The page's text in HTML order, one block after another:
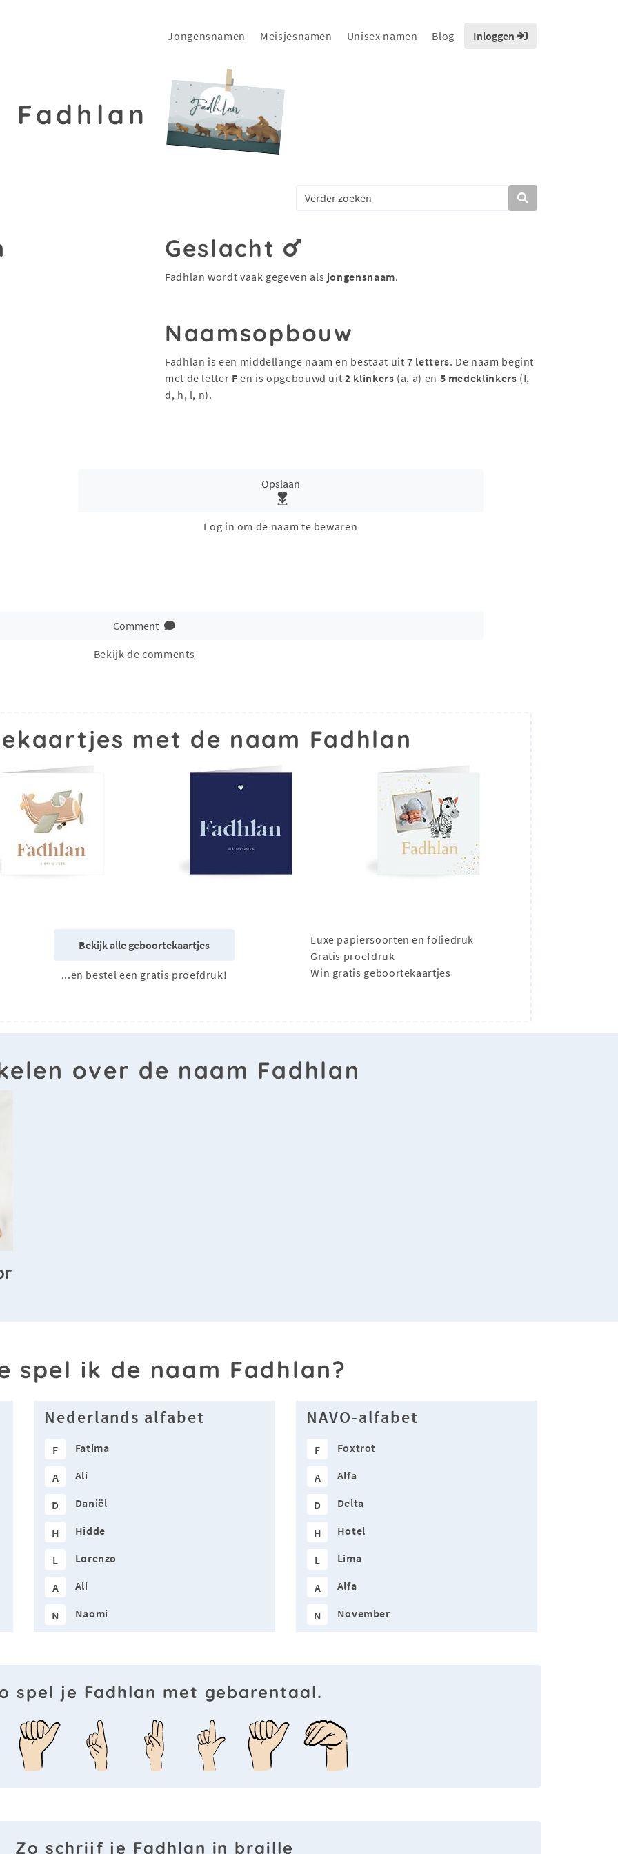
Jongensnamen Meisjesnamen Unisex namen Blog Inloggen
Fadhlan
Geslacht
Fadhlan wordt vaak gegeven als jongensnaam.
Naamsopbouw
Fadhlan is een middellange naam en bestaat uit7 letters. De naam begint
met de letter F en is opgebouwd uit2 klinkers (a, a) en 5 medeklinkers (f,
d, h, l, n).
Opslaan
Log in om de naam te bewaren
Comment
Bekijk de comments
met de naam Fadhlan
Bekijk alle geboortekaartjes
...en bestel een gratis proefdruk!
Luxe papiersoorten en foliedruk
Gratis proefdruk
Win gratis geboortekaartjes
over de naam Fadhlan
spel ik de naam Fadhlan?
Nederlands alfabet
F Fatima
A Ali
D Daniël
H Hidde
L Lorenzo
A Ali
N Naomi
NAVO-alfabet
F Foxtrot
A Alfa
D Delta
H Hotel
L Lima
A Alfa
N November
spel je Fadhlan met gebarentaal.
Zo schrijf je Fadhlan in braille